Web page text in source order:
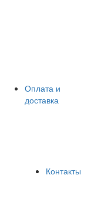
Оплата и
доставка
Контакты